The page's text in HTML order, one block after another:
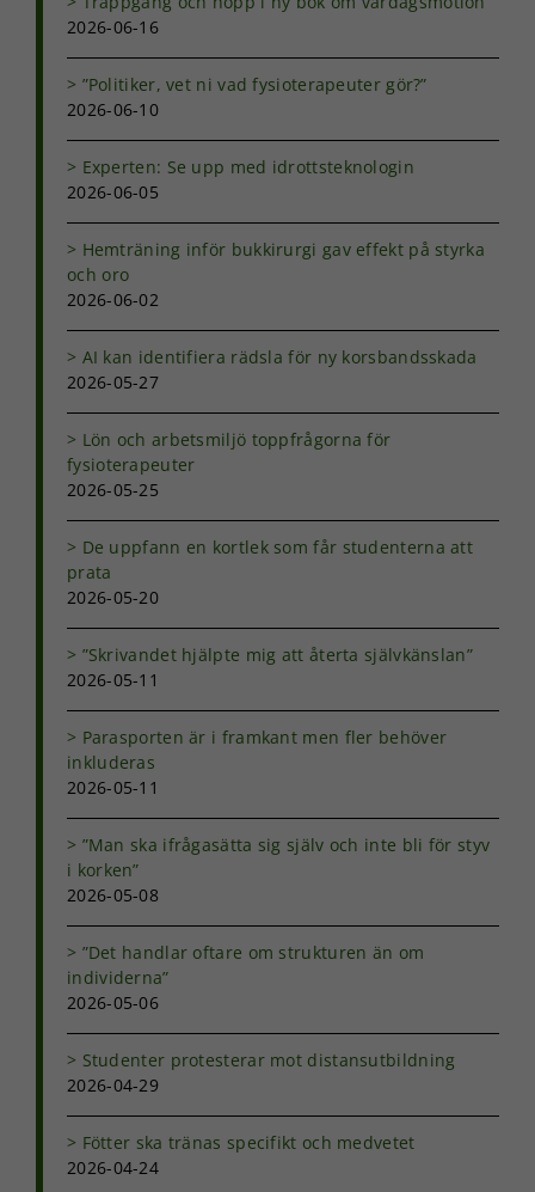
2026-06-16
”Politiker, vet ni vad fysioterapeuter gör?”
2026-06-10
Experten: Se upp med idrottsteknologin
2026-06-05
Hemträning inför bukkirurgi gav effekt på styrka
och oro
2026-06-02
AI kan identifiera rädsla för ny korsbandsskada
2026-05-27
Lön och arbetsmiljö toppfrågorna för
fysioterapeuter
2026-05-25
De uppfann en kortlek som får studenterna att
prata
2026-05-20
”Skrivandet hjälpte mig att återta självkänslan”
2026-05-11
Parasporten är i framkant men fler behöver
inkluderas
2026-05-11
”Man ska ifrågasätta sig själv och inte bli för styv
i korken”
2026-05-08
”Det handlar oftare om strukturen än om
individerna”
2026-05-06
Studenter protesterar mot distansutbildning
2026-04-29
Fötter ska tränas specifikt och medvetet
2026-04-24
Nödvändiga
att hemsidan
taget ska
fungera.